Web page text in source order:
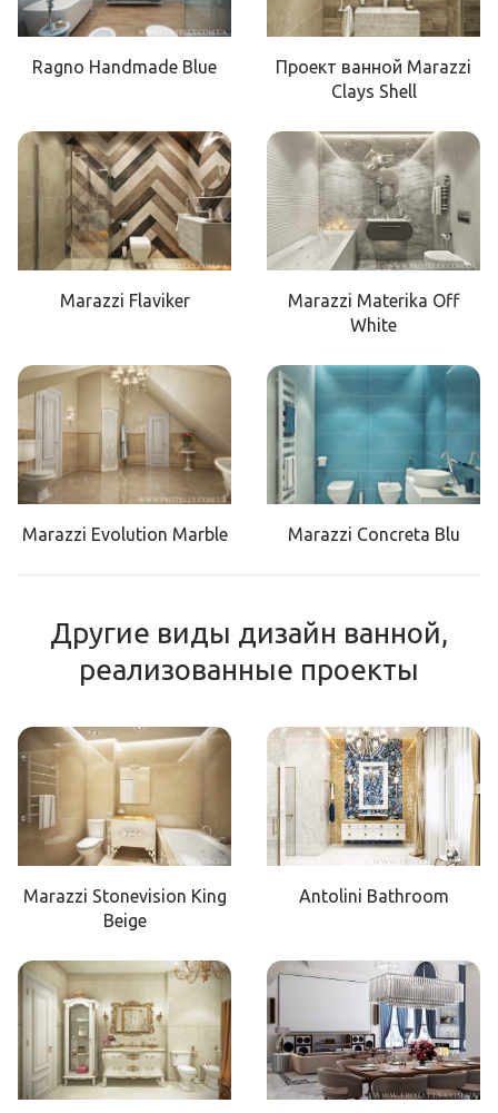
Ragno Handmade Blue
Проект ванной Marazzi
Clays Shell
Marazzi Flaviker
Marazzi Materika Off
White
Marazzi Evolution Marble Marazzi Concreta Blu
Другие виды дизайн ванной,
реализованные проекты
Marazzi Stonevision King
Beige
Antolini Bathroom